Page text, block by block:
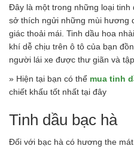
Đây là một trong những loại
sở thích ngửi những mùi hương
giác thoải mái. Tinh dầu hoa
khí dễ chịu trên ô tô của bạn
người lái xe được thư giãn và
» Hiện tại bạn có thể mua tinh
chiết khấu tốt nhất tại đây
Tinh dầu bạc hà
Đối với bạc hà có hương the